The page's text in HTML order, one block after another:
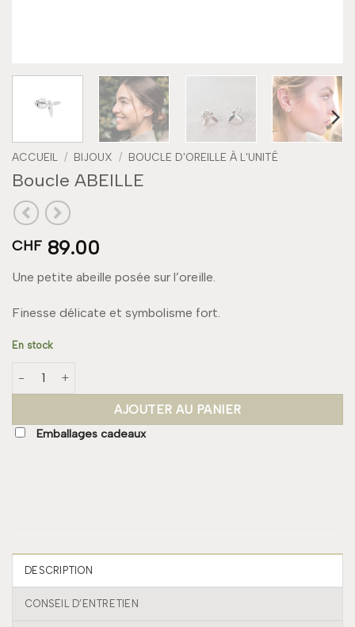
ACCUEIL / BIJOUX / BOUCLE D'OREILLE À L'UNITÉ
Boucle ABEILLE
CHF 89.00
Une petite abeille posée sur l’oreille.
Finesse délicate et symbolisme fort.
En stock
quantité de Boucle ABEILLE
AJOUTER AU PANIER
Emballages cadeaux
DESCRIPTION
CONSEIL D’ENTRETIEN